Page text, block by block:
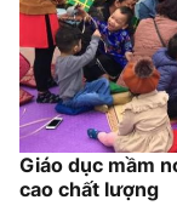
Giáo dục mầm
cao chất lượng